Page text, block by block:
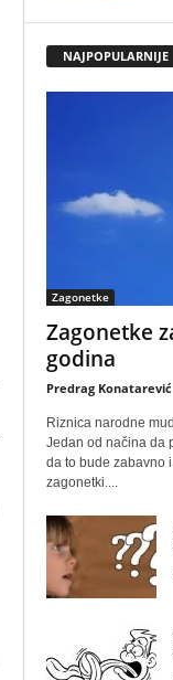
NAJPOPULARNIJE
Zagonetke
Zagonetke
godina
Predrag Konatarević
Riznica narodne
Jedan od načina da
da to bude zabavno
zagonetki....